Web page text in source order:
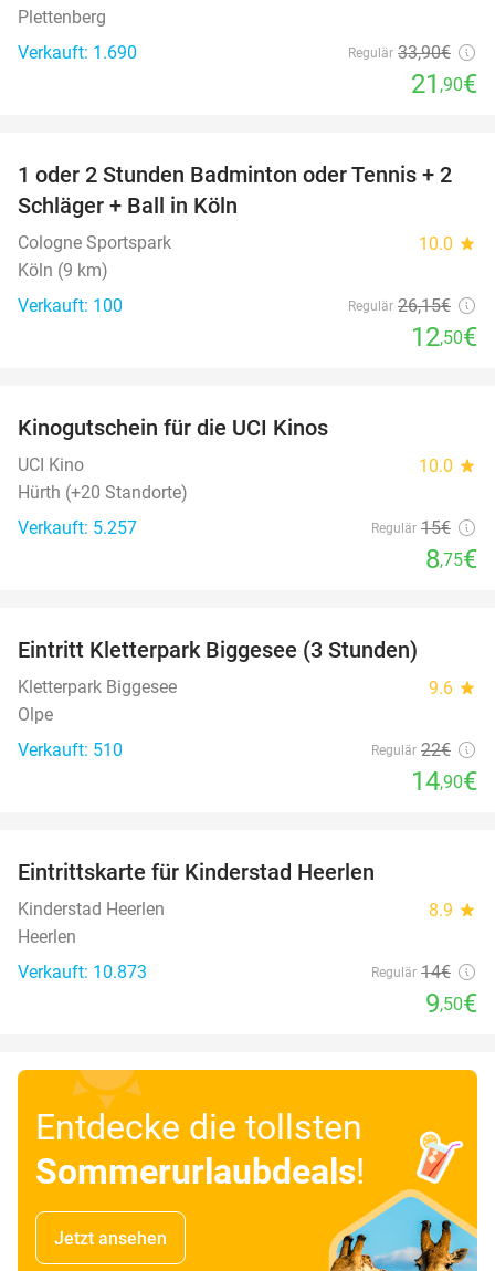
Plettenberg
Verkauft: 1.690
Regulär 33,90€
21 ,90€
52%
1 oder 2 Stunden Badminton oder Tennis + 2
Schläger + Ball in Köln
Cologne Sportspark 10.0 star
Köln (9 km)
Verkauft: 100
Regulär 26,15€
12,50€
Kinogutschein für die UCI Kinos
UCI Kino 10.0 star
Hürth (+20 Standorte)
Verkauft: 5.257
Regulär 15€
8,75€
Eintritt Kletterpark Biggesee (3 Stunden)
Kletterpark Biggesee 9.6 star
Olpe
Verkauft: 510
Regulär 22€
14,90€
Eintrittskarte für Kinderstad Heerlen
Kinderstad Heerlen 8.9 star
Heerlen
Verkauft: 10.873
Regulär 14€
9,50€
Entdecke die tollsten
Sommerurlaubdeals!
Jetzt ansehen